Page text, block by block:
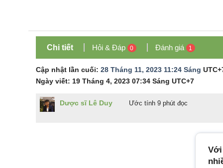
Chi tiết Hỏi & Đáp 0 Đánh giá 1
Cập nhật lần cuối: 28 Tháng 11, 2023 11:24 Sáng
Ngày viết: 19 Tháng 4, 2023 07:34 Sáng UTC+7
Dược sĩ Lê Duy Ước tính 9 phút đọc